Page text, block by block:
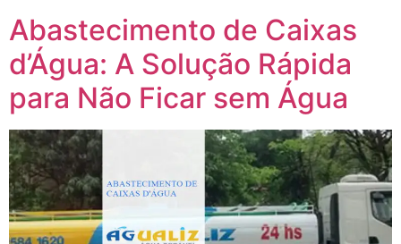
Abastecimento de Caixas
d’Água: A Solução Rápida
para Não Ficar sem Água